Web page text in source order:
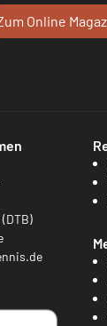
Online